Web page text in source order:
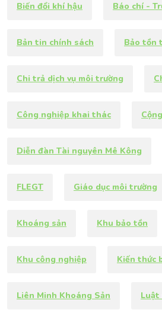
Biến đổi khí hậu Báo chí -
Bản tin chính sách Bảo tồn
Chi trả dịch vụ môi trường
Công nghiệp khai thác
Diễn đàn Tài nguyên Mê Kông
FLEGT Giáo dục môi trường
Khoáng sản Khu bảo tồn
Khu công nghiệp Kiến thức
Liên Minh Khoáng Sản Luật